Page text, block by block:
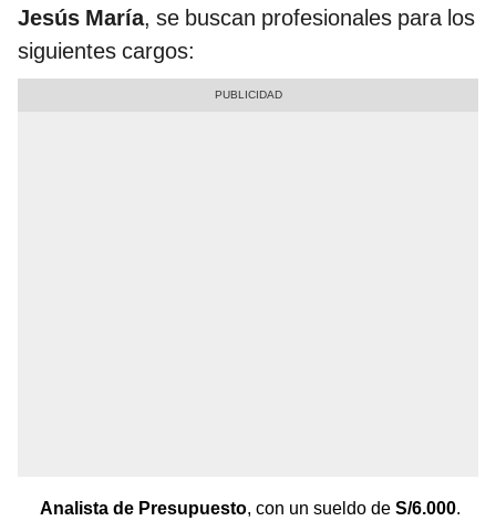
Jesús María, se buscan profesionales para los
siguientes cargos:
Analista de Presupuesto, con un sueldo de S/6.000.